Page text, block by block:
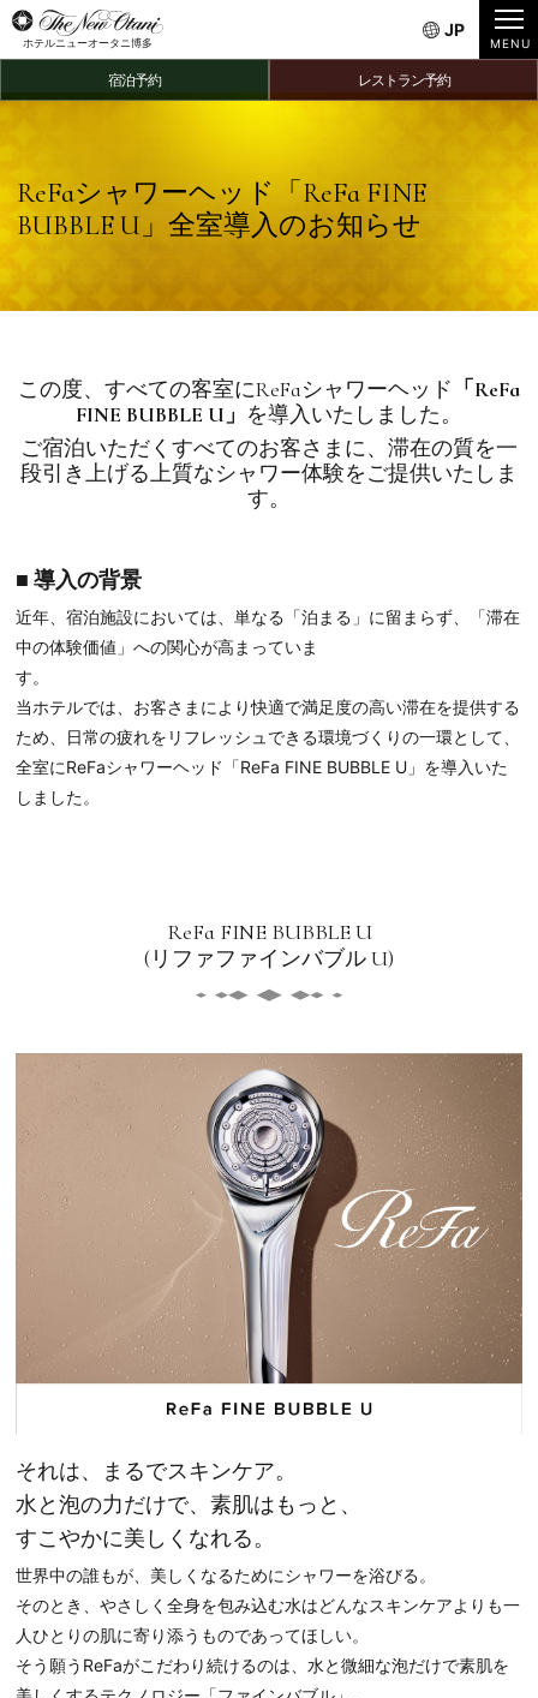
ホテルニューオータニ博多
JP
宿泊予約 レストラン予約
ReFaシャワーヘッド「ReFa FINE
BUBBLE U」全室導入のお知らせ
この度、すべての客室にReFaシャワーヘッド 「ReFa
FINE BUBBLE U」 を導入いたしました。
ご宿泊いただくすべてのお客さまに、滞在の質を一
段引き上げる上質なシャワー体験をご提供いたしま
す。
■ 導入の背景
近年、宿泊施設においては、単なる「泊まる」に留まらず、「滞在
中の体験価値」への関心が高まっていま
す
当ホテルでは、お客さまにより快適で満足度の高い滞在を提供する
ため、日常の疲れをリフレッシュできる環境づくりの一環として、
全室にReFaシャワーヘッド「ReFa FINE BUBBLE U」を導入いた
しました。
ReFa FINE BUBBLE U
(リファファインバブル U)
それは、まるでスキンケア。
水と泡の力だけで、素肌はもっと、
すこやかに美しくなれる。
世界中の誰もが、美しくなるためにシャワーを浴びる。
そのとき、やさしく全身を包み込む水はどんなスキンケアよりも一
人ひとりの肌に寄り添うものであってほしい。
そう願うReFaがこだわり続けるのは、水と微細な泡だけで素肌を